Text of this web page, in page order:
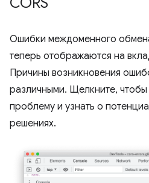
Ошибки междоменного
теперь отображаются на
Причины возникновения
различными. Щелкните,
проблему и узнать о
решениях.